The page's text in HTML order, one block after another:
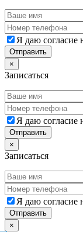
Я даю согласие
×
Записаться
Я даю согласие
×
Записаться
Я даю согласие
×